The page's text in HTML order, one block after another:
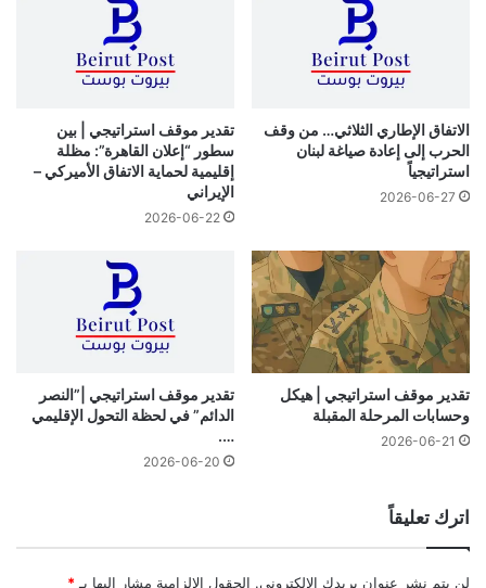
الاتفاق الإطاري الثلاثي… من وقف
الحرب إلى إعادة صياغة لبنان
استراتيجياً
2026-06-27
تقدير موقف استراتيجي | بين
سطور “إعلان القاهرة”: مظلة
إقليمية لحماية الاتفاق الأميركي –
الإيراني
2026-06-22
تقدير موقف استراتيجي | هيكل
وحسابات المرحلة المقبلة
2026-06-21
تقدير موقف استراتيجي |”النصر
الدائم” في لحظة التحول الإقليمي
….
2026-06-20
اترك تعليقاً
لن يتم نشر عنوان بريدك الإلكتروني. الحقول الإلزامية مشار إليها بـ *